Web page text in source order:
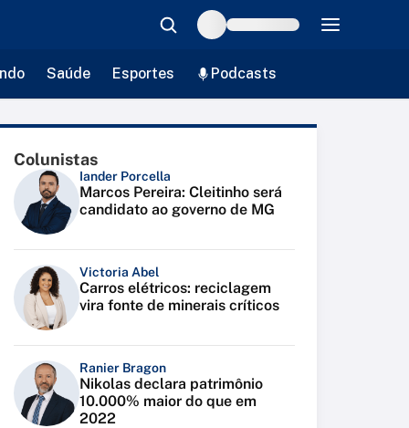
Saúde Esportes Podcasts
Colunistas
Iander Porcella
Marcos Pereira: Cleitinho será
candidato ao governo de MG
Victoria Abel
Carros elétricos: reciclagem
vira fonte de minerais críticos
Ranier Bragon
Nikolas declara patrimônio
10.000% maior do que em
2022